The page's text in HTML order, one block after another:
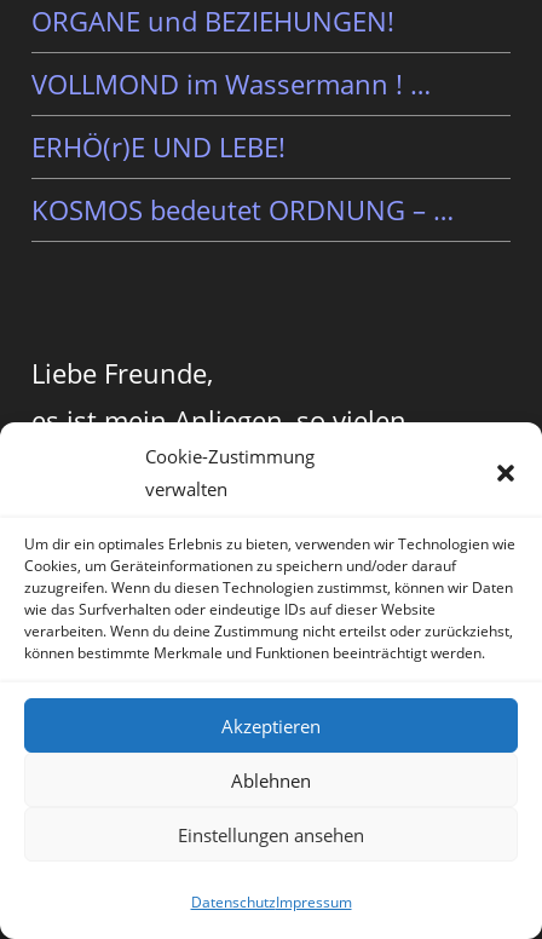
Cookie-Zustimmung
verwalten
Um dir ein optimales Erlebnis zu bieten, verwenden wir Technologien wie
Cookies, um Geräteinformationen zu speichern und/oder darauf
zuzugreifen. Wenn du diesen Technologien zustimmst, können wir Daten
wie das Surfverhalten oder eindeutige IDs auf dieser Website
verarbeiten. Wenn du deine Zustimmung nicht erteilst oder zurückziehst,
können bestimmte Merkmale und Funktionen beeinträchtigt werden.
Akzeptieren
Ablehnen
Einstellungen ansehen
DatenschutzImpressum
ORGANE und BEZIEHUNGEN!
VOLLMOND im Wassermann ! …
ERHÖ(r)E UND LEBE!
KOSMOS bedeutet ORDNUNG – …
Liebe Freunde,
es ist mein Anliegen, so vielen
Menschen wie möglich zu helfen. Aus
freiwilligen Sponsor-Button
eingerichtet, über den Ihr mir nach
Eurem Ermessen spenden oder
Daueraufträge einrichten könnt. Jede
noch so kleine Summe ist hoch
geschätzt und ich danke Euch im
Voraus für Eure Hilfe, die es mir
ermöglicht, auch weiterhin für Euch